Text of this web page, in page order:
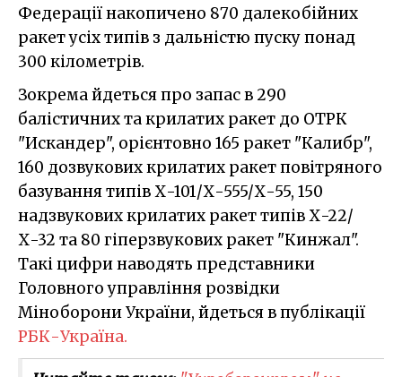
Федерації накопичено 870 далекобійних
ракет усіх типів з дальністю пуску понад
300 кілометрів.
Зокрема йдеться про запас в 290
балістичних та крилатих ракет до ОТРК
"Искандер", орієнтовно 165 ракет "Калибр",
160 дозвукових крилатих ракет повітряного
базування типів Х-101/Х-555/Х-55, 150
надзвукових крилатих ракет типів Х-22/
Х-32 та 80 гіперзвукових ракет "Кинжал".
Такі цифри наводять представники
Головного управління розвідки
Міноборони України, йдеться в публікації
РБК-Україна.